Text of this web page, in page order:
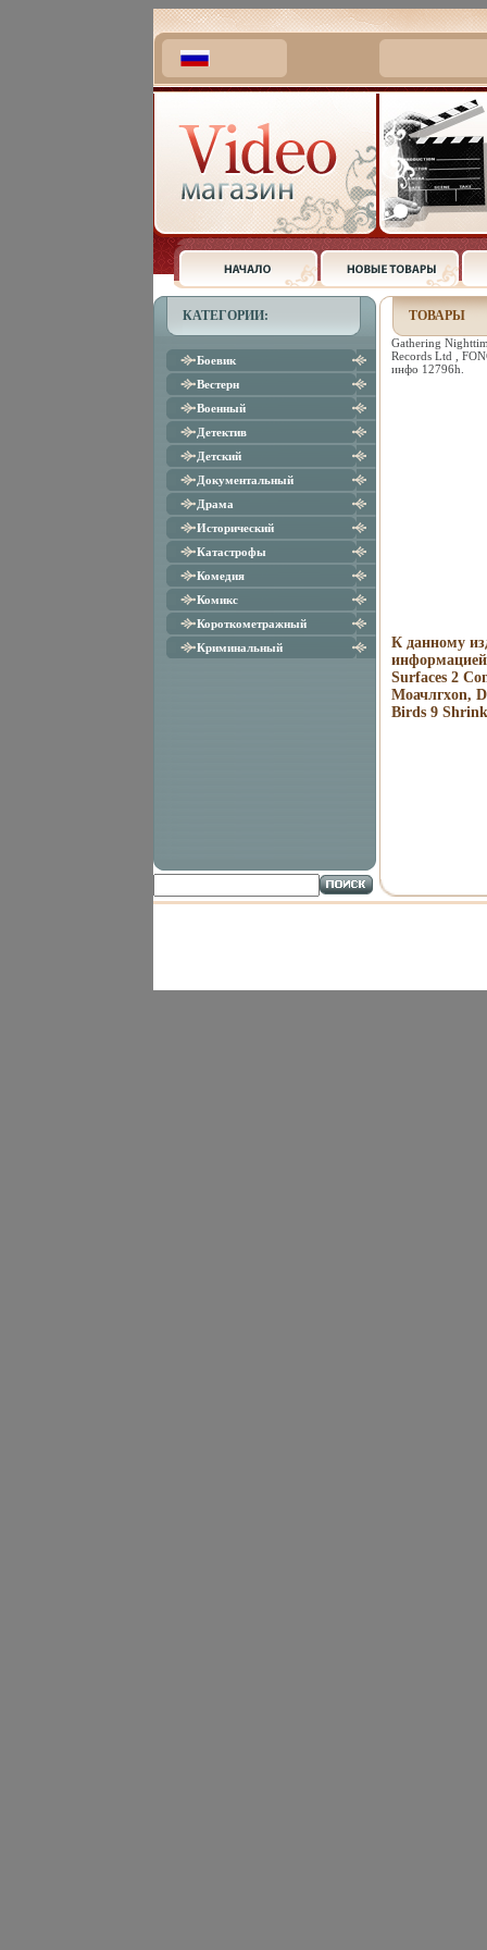
КАТЕГОРИИ:
Боевик
Вестерн
Военный
Детектив
Детский
Документальный
Драма
Исторический
Катастрофы
Комедия
Комикс
Короткометражный
Криминальный
ТОВАРЫ
Gathering
Records Ltd ,
инфо 12796h.
К данному
информацией
Surfaces 2
Moачлгхon,
Birds 9